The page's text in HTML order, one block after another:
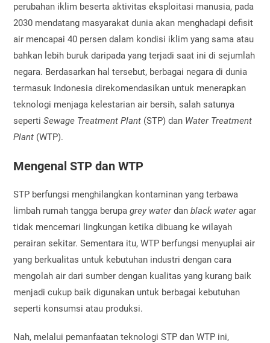
perubahan iklim beserta aktivitas eksploitasi manusia, pada
2030 mendatang masyarakat dunia akan menghadapi defisit
air mencapai 40 persen dalam kondisi iklim yang sama atau
bahkan lebih buruk daripada yang terjadi saat ini di sejumlah
negara. Berdasarkan hal tersebut, berbagai negara di dunia
termasuk Indonesia direkomendasikan untuk menerapkan
teknologi menjaga kelestarian air bersih, salah satunya
sepertiSewage Treatment Plant (STP) dan Water Treatment
Plant (WTP).
Mengenal STP dan WTP
STP berfungsi menghilangkan kontaminan yang terbawa
limbah rumah tangga berupagrey waterdanblack wateragar
tidak mencemari lingkungan ketika dibuang ke wilayah
perairan sekitar. Sementara itu, WTP berfungsi menyuplai air
yang berkualitas untuk kebutuhan industri dengan cara
mengolah air dari sumber dengan kualitas yang kurang baik
menjadi cukup baik digunakan untuk berbagai kebutuhan
seperti konsumsi atau produksi.
Nah, melalui pemanfaatan teknologi STP dan WTP ini,